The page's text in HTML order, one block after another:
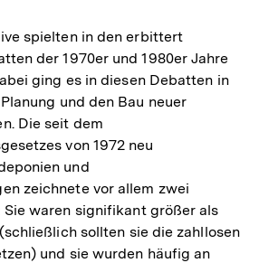
spielten in den erbittert
der 1970er und 1980er Jahre
ging es in diesen Debatten in
und den Bau neuer
Die seit dem
von 1972 neu
und
zeichnete vor allem zwei
Sie waren signifikant größer als
sollten sie die zahllosen
und sie wurden häufig an